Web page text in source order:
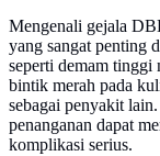
Mengenali gejala
yang sangat penting
seperti demam tinggi
bintik merah pada
sebagai penyakit
penanganan dapat
komplikasi serius.